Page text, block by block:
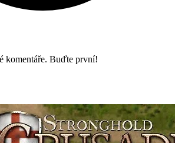
komentáře. Buďte první!